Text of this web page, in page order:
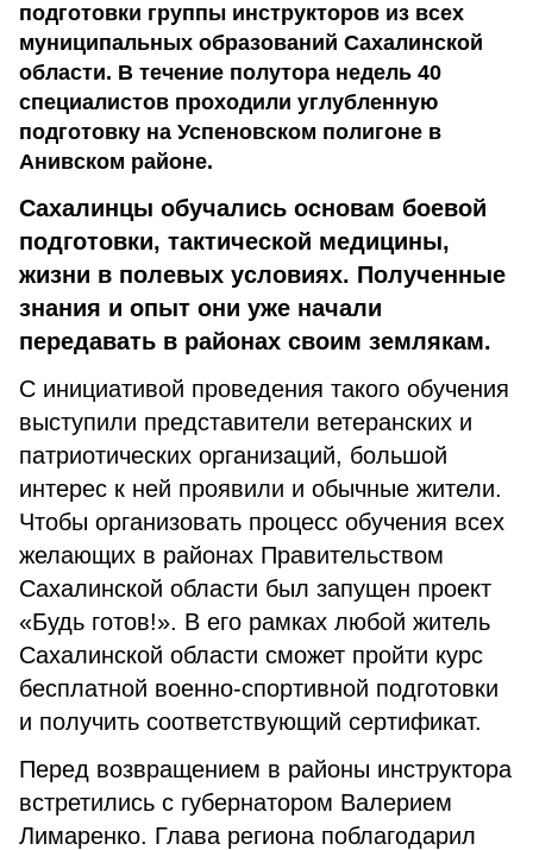
подготовки группы инструкторов из всех
муниципальных образований Сахалинской
области. В течение полутора недель 40
специалистов проходили углубленную
подготовку на Успеновском полигоне в
Анивском районе.
Сахалинцы обучались основам боевой
подготовки, тактической медицины,
жизни в полевых условиях. Полученные
знания и опыт они уже начали
передавать в районах своим землякам.
С инициативой проведения такого обучения
выступили представители ветеранских и
патриотических организаций, большой
интерес к ней проявили и обычные жители.
Чтобы организовать процесс обучения всех
желающих в районах Правительством
Сахалинской области был запущен проект
«Будь готов!». В его рамках любой житель
Сахалинской области сможет пройти курс
бесплатной военно-спортивной подготовки
и получить соответствующий сертификат.
Перед возвращением в районы инструктора
встретились с губернатором Валерием
Лимаренко. Глава региона поблагодарил